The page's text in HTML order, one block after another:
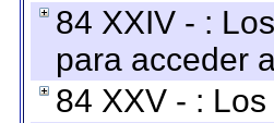
84 XXIV - :
para acceder
84 XXV - :